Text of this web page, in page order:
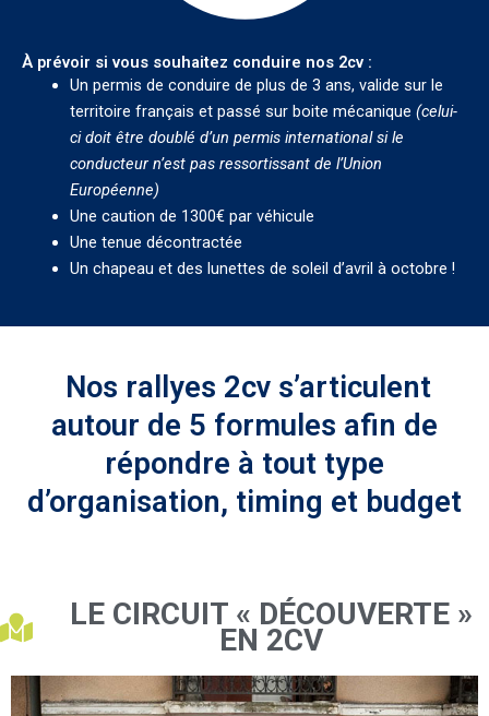
À prévoir si vous souhaitez conduire nos 2cv :
Un permis de conduire de plus de 3 ans, valide sur le
territoire français et passé sur boite mécanique (celui-
ci doit être doublé d’un permis international si le
conducteur n’est pas ressortissant de l’Union
Européenne)
Une caution de 1300€ par véhicule
Une tenue décontractée
Un chapeau et des lunettes de soleil d’avril à octobre !
Nos rallyes 2cv s’articulent
autour de 5 formules afin de
répondre à tout type
d’organisation, timing et budget
LE CIRCUIT « DÉCOUVERTE »
EN 2CV